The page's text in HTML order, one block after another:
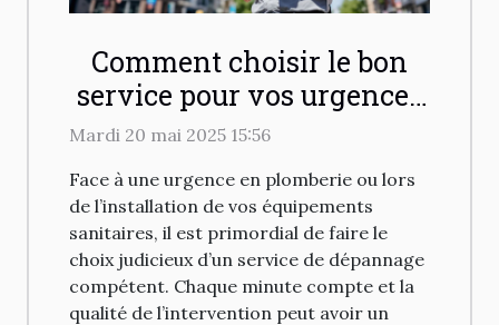
Comment choisir le bon
service pour vos urgences
en plomberie et
installations sanitaires
Mardi 20 mai 2025 15:56
Face à une urgence en plomberie ou lors
de l’installation de vos équipements
sanitaires, il est primordial de faire le
choix judicieux d’un service de dépannage
compétent. Chaque minute compte et la
qualité de l’intervention peut avoir un